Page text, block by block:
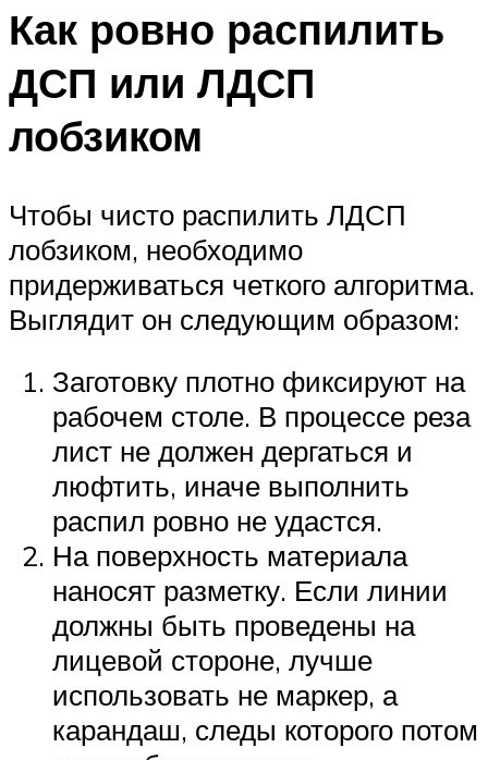
Как ровно распилить
ДСП или ЛДСП
лобзиком
Чтобы чисто распилить ЛДСП
лобзиком, необходимо
придерживаться четкого алгоритма.
Выглядит он следующим образом:
Заготовку плотно фиксируют на
рабочем столе. В процессе реза
лист не должен дергаться и
люфтить, иначе выполнить
распил ровно не удастся.
На поверхность материала
наносят разметку. Если линии
должны быть проведены на
лицевой стороне, лучше
использовать не маркер, а
карандаш, следы которого потом